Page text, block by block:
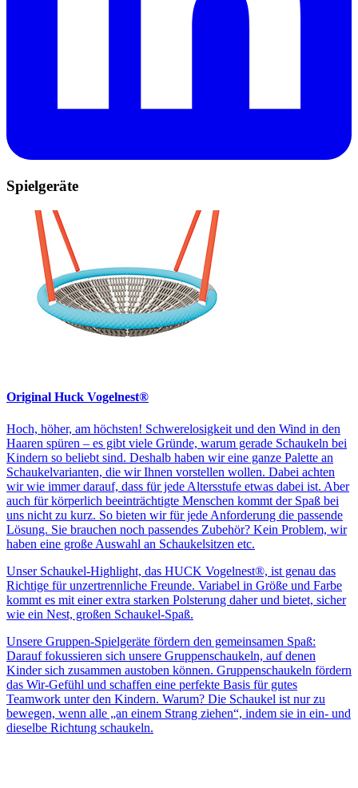
Spielgeräte
Original Huck Vogelnest®
Hoch, höher, am höchsten! Schwerelosigkeit und den Wind in den
Haaren spüren – es gibt viele Gründe, warum gerade Schaukeln bei
Kindern so beliebt sind. Deshalb haben wir eine ganze Palette an
Schaukelvarianten, die wir Ihnen vorstellen wollen. Dabei achten
wir wie immer darauf, dass für jede Altersstufe etwas dabei ist. Aber
auch für körperlich beeinträchtigte Menschen kommt der Spaß bei
uns nicht zu kurz. So bieten wir für jede Anforderung die passende
Lösung. Sie brauchen noch passendes Zubehör? Kein Problem, wir
haben eine große Auswahl an Schaukelsitzen etc.
Unser Schaukel-Highlight, das HUCK Vogelnest®, ist genau das
Richtige für unzertrennliche Freunde. Variabel in Größe und Farbe
kommt es mit einer extra starken Polsterung daher und bietet, sicher
wie ein Nest, großen Schaukel-Spaß.
Unsere Gruppen-Spielgeräte fördern den gemeinsamen Spaß:
Darauf fokussieren sich unsere Gruppenschaukeln, auf denen
Kinder sich zusammen austoben können. Gruppenschaukeln fördern
das Wir-Gefühl und schaffen eine perfekte Basis für gutes
Teamwork unter den Kindern. Warum? Die Schaukel ist nur zu
bewegen, wenn alle „an einem Strang ziehen“, indem sie in ein- und
dieselbe Richtung schaukeln.